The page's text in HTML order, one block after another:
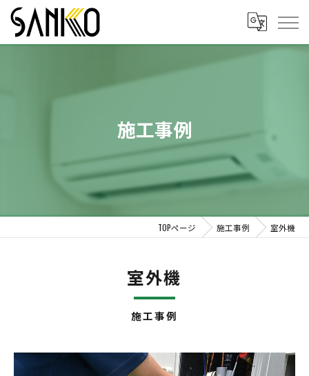
施工事例
TOPページ 施工事例 室外機
施工事例
室外機